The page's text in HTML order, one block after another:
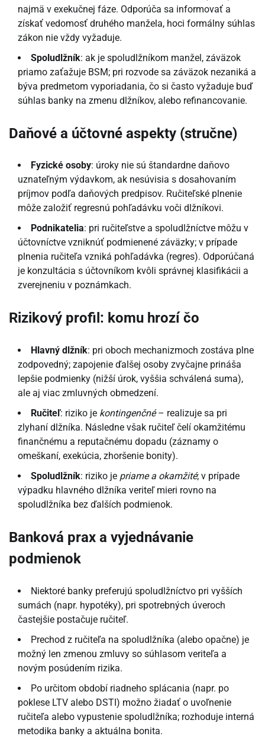
najmä v exekučnej fáze. Odporúča sa informovať a
získať vedomosť druhého manžela, hoci formálny súhlas
zákon nie vždy vyžaduje.
Spoludlžník: ak je spoludlžníkom manžel, záväzok
priamo zaťažuje BSM; pri rozvode sa záväzok nezaniká a
býva predmetom vyporiadania, čo si často vyžaduje buď
súhlas banky na zmenu dlžníkov, alebo refinancovanie.
Daňové a účtovné aspekty (stručne)
Fyzické osoby: úroky nie sú štandardne daňovo
uznateľným výdavkom, ak nesúvisia s dosahovaním
príjmov podľa daňových predpisov. Ručiteľské plnenie
môže založiť regresnú pohľadávku voči dlžníkovi.
Podnikatelia: pri ručiteľstve a spoludlžníctve môžu v
účtovníctve vzniknúť podmienené záväzky; v prípade
plnenia ručiteľa vzniká pohľadávka (regres). Odporúčaná
je konzultácia s účtovníkom kvôli správnej klasifikácii a
zverejneniu v poznámkach.
Rizikový profil: komu hrozí čo
Hlavný dlžník: pri oboch mechanizmoch zostáva plne
zodpovedný; zapojenie ďalšej osoby zvyčajne prináša
lepšie podmienky (nižší úrok, vyššia schválená suma),
ale aj viac zmluvných obmedzení.
Ručiteľ: riziko je kontingenčné– realizuje sa pri
zlyhaní dlžníka. Následne však ručiteľ čelí okamžitému
finančnému a reputačnému dopadu (záznamy o
omeškaní, exekúcia, zhoršenie bonity).
Spoludlžník: riziko je priame a okamžité; v prípade
výpadku hlavného dlžníka veriteľ mieri rovno na
spoludlžníka bez ďalších podmienok.
Banková prax a vyjednávanie
podmienok
Niektoré banky preferujú spoludlžníctvo pri vyšších
sumách (napr. hypotéky), pri spotrebných úveroch
častejšie postačuje ručiteľ.
Prechod z ručiteľa na spoludlžníka (alebo opačne) je
možný len zmenou zmluvy so súhlasom veriteľa a
novým posúdením rizika.
Po určitom období riadneho splácania (napr. po
poklese LTV alebo DSTI) možno žiadať o uvoľnenie
ručiteľa alebo vypustenie spoludlžníka; rozhoduje interná
metodika banky a aktuálna bonita.